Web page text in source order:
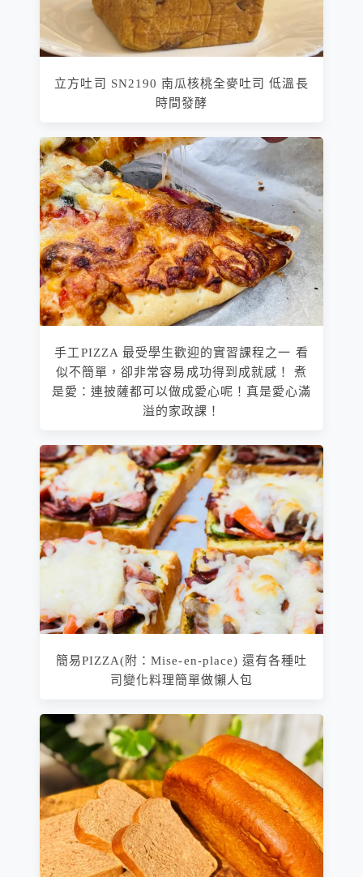
立方吐司 SN2190 南瓜核桃全麥吐司 低溫長
時間發酵
手工PIZZA 最受學生歡迎的實習課程之一 看
似不簡單，卻非常容易成功得到成就感！ 煮
是愛：連披薩都可以做成愛心呢！真是愛心滿
溢的家政課！
簡易PIZZA(附：Mise-en-place) 還有各種吐
司變化料理簡單做懶人包